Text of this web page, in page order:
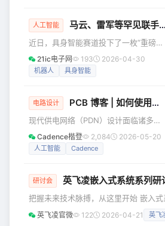
社会争议与劳资博弈。 SK海力士已率先
10%作为绩效奖金发放。分析师预测，
在2026年约250万亿韩元的营业利润预
期下，该公司员工今年人均奖金或将达
人工智能 马云、雷军等罕见联手，30天狂砸30亿押注这家公司！
近日，具身智能赛道投下了一枚“重磅炸
弹”——成立仅两年多的千寻智能（杭
州）科技有限公司正式官宣完成新一轮
云锋基金。两位科技大佬“同框”押注，这
的是，这已经是千寻智能30天内的第二
笔大额融资了。就在今年2月份，该公司
刚刚拿下近20亿元融资。短短一个月累
舌。
21ic电子网 193 2026-04-30
机器人 具身智能
电路设计 PCB 博客 | 如何使用人
现代供电网络（PDN）设计面临诸多挑
战。传统上，设计人员依赖目标阻抗分
析——这是确保电源完整性（PI）的一种
当今的高速、高密度系统中，随着晶体
限性正变得愈发明显。 Cadence 产品
程师架构师 Jared James 在 EDI CON
Cadence楷登 2,084 2026-05-20
人工智能 Cadence
研讨会 英飞凌嵌入式系统系列研讨会，
把握未来技术脉搏，从这里开始 嵌入式
技术创新浪潮——从智能工厂、自动驾
英飞凌官微 122 2026-04-21 英飞